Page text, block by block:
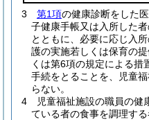
3
第1項の健康診断をした
子健康手帳又は入所した
とともに、必要に応じ入
護の実施若しくは保育の
くは第6項の規定による措
手続をとることを、児童
らない。
4
児童福祉施設の職員の健
ている者の食事を調理す